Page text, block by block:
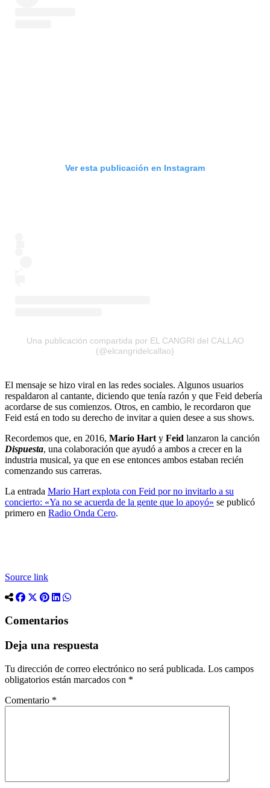
Ver esta publicación en Instagram
Una publicación compartida por EL CANGRI del CALLAO
(@elcangridelcallao)
El mensaje se hizo viral en las redes sociales. Algunos usuarios
respaldaron al cantante, diciendo que tenía razón y que Feid debería
acordarse de sus comienzos. Otros, en cambio, le recordaron que
Feid está en todo su derecho de invitar a quien desee a sus shows.
Recordemos que, en 2016, Mario Hart y Feid lanzaron la canción
Dispuesta, una colaboración que ayudó a ambos a crecer en la
industria musical, ya que en ese entonces ambos estaban recién
comenzando sus carreras.
La entrada Mario Hart explota con Feid por no invitarlo a su
concierto: «Ya no se acuerda de la gente que lo apoyó» se publicó
primero en Radio Onda Cero.
Source link
Comentarios
Deja una respuesta
Tu dirección de correo electrónico no será publicada. Los campos
obligatorios están marcados con *
Comentario *